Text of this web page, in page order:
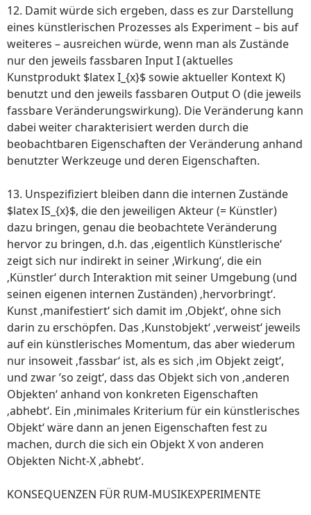
12. Damit würde sich ergeben, dass es zur Darstellung
eines künstlerischen Prozesses als Experiment – bis auf
weiteres – ausreichen würde, wenn man als Zustände
nur den jeweils fassbaren Input I (aktuelles
Kunstprodukt $latex I_{x}$ sowie aktueller Kontext K)
benutzt und den jeweils fassbaren Output O (die jeweils
fassbare Veränderungswirkung). Die Veränderung kann
dabei weiter charakterisiert werden durch die
beobachtbaren Eigenschaften der Veränderung anhand
benutzter Werkzeuge und deren Eigenschaften.
13. Unspezifiziert bleiben dann die internen Zustände
$latex IS_{x}$, die den jeweiligen Akteur (= Künstler)
dazu bringen, genau die beobachtete Veränderung
hervor zu bringen, d.h. das ‚eigentlich Künstlerische‘
zeigt sich nur indirekt in seiner ‚Wirkung‘, die ein
‚Künstler‘ durch Interaktion mit seiner Umgebung (und
seinen eigenen internen Zuständen) ‚hervorbringt‘.
Kunst ‚manifestiert‘ sich damit im ‚Objekt‘, ohne sich
darin zu erschöpfen. Das ‚Kunstobjekt‘ ‚verweist‘ jeweils
auf ein künstlerisches Momentum, das aber wiederum
nur insoweit ‚fassbar‘ ist, als es sich ‚im Objekt zeigt‘,
und zwar ’so zeigt‘, dass das Objekt sich von ‚anderen
Objekten‘ anhand von konkreten Eigenschaften
‚abhebt‘. Ein ‚minimales Kriterium für ein künstlerisches
Objekt‘ wäre dann an jenen Eigenschaften fest zu
machen, durch die sich ein Objekt X von anderen
Objekten Nicht-X ‚abhebt‘.
KONSEQUENZEN FÜR RUM-MUSIKEXPERIMENTE